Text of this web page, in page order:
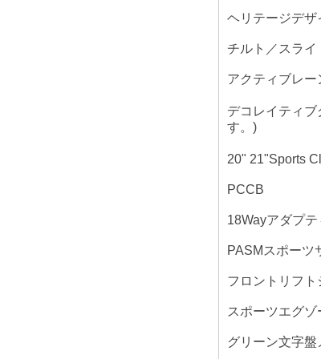
ヘリテージデ
チルト／スラ
アクティブレ
デコレイティ
す。)
20" 21"Sports
PCCB
18Wayアダプ
PASMスポーツ
フロントリフト
スポーツエグ
グリーン文字